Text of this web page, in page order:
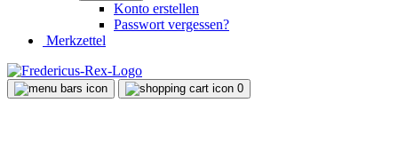
Konto erstellen
Passwort vergessen?
Merkzettel
0